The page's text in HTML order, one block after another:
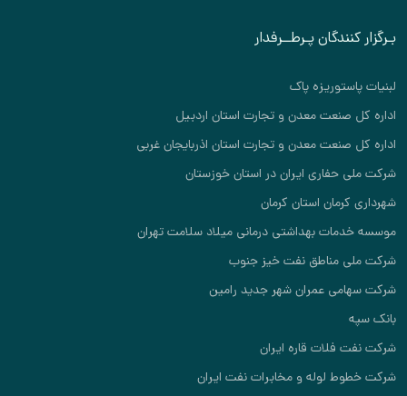
بـرگزار کنندگان پـرطــرفدار
لبنیات پاستوریزه پاک
اداره کل صنعت معدن و تجارت استان اردبیل
اداره کل صنعت معدن و تجارت استان اذربایجان غربی
شرکت ملی حفاری ایران در استان خوزستان
شهرداری کرمان استان کرمان
موسسه خدمات بهداشتی درمانی میلاد سلامت تهران
شرکت ملی مناطق نفت خیز جنوب
شرکت سهامی عمران شهر جدید رامین
بانک سپه
شرکت نفت فلات قاره ایران
شرکت خطوط لوله و مخابرات نفت ایران